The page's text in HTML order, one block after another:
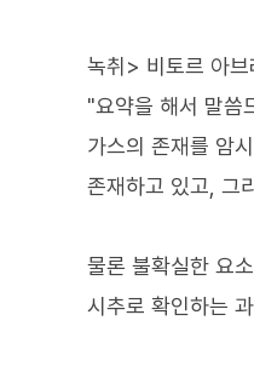
녹취> 비토르 아
"요약을 해서 말씀
가스의 존재를 암
존재하고 있고, 그
물론 불확실한 요
시추로 확인하는